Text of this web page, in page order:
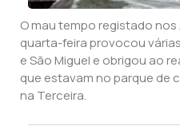
O mau tempo registado
quarta-feira provocou
e São Miguel e obrigou ao
que estavam no parque de
na Terceira.